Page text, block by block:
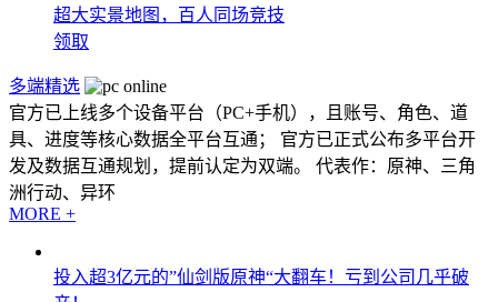
超大实景地图，百人同场竞技
领取
多端精选
官方已上线多个设备平台（PC+手机），且账号、角色、道
具、进度等核心数据全平台互通； 官方已正式公布多平台开
发及数据互通规划，提前认定为双端。 代表作：原神、三角
洲行动、异环
MORE +
投入超3亿元的”仙剑版原神“大翻车！亏到公司几乎破